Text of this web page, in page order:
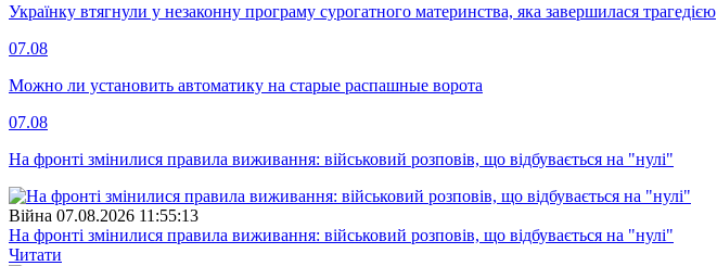
Українку втягнули у незаконну програму сурогатного материнства, яка завершилася трагедією
07.08
Можно ли установить автоматику на старые распашные ворота
07.08
На фронті змінилися правила виживання: військовий розповів, що відбувається на "нулі"
Війна 07.08.2026 11:55:13
На фронті змінилися правила виживання: військовий розповів, що відбувається на "нулі"
Читати